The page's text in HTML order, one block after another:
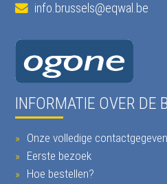
info.brussels@eqwal.be
INFORMATIE OVER DE
Onze volledige
Eerste bezoek
Hoe bestellen?